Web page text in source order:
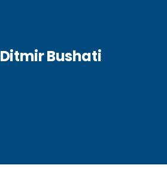
Ditmir Bushati